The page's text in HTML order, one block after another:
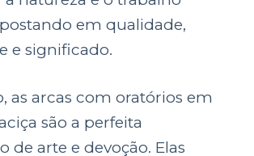
em qualidade,
e significado.
as arcas com oratórios em
são a perfeita
de arte e devoção. Elas